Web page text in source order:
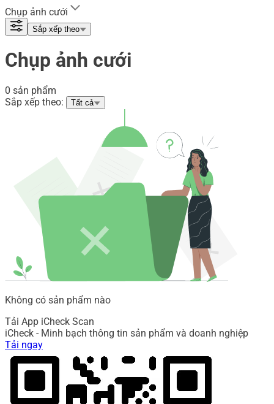
Chụp ảnh cưới
Sắp xếp theo
Chụp ảnh cưới
0 sản phẩm
Sắp xếp theo:
Tất cả
Không có sản phẩm nào
Tải App iCheck Scan
iCheck - Minh bạch thông tin sản phẩm và doanh nghiệp
Tải ngay